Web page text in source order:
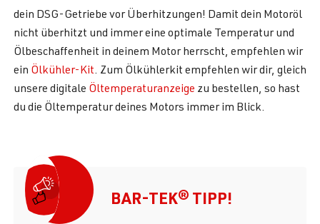
dein DSG-Getriebe vor Überhitzungen! Damit dein Motoröl
nicht überhitzt und immer eine optimale Temperatur und
Ölbeschaffenheit in deinem Motor herrscht, empfehlen wir
ein Ölkühler-Kit . Zum Ölkühlerkit empfehlen wir dir, gleich
unsere digitale Öltemperaturanzeige zu bestellen, so hast
du die Öltemperatur deines Motors immer im Blick.
BAR-TEK® TIPP!